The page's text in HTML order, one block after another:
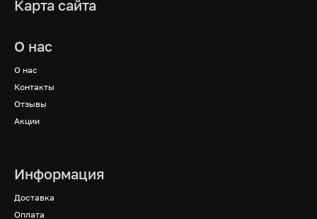
Карта сайта
О нас
О нас
Контакты
Отзывы
Акции
Информация
Доставка
Оплата